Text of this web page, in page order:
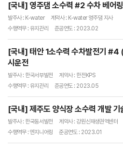
[국내] 영주댐 소수력 #2 수차 베어
발주사 : K-water
계약사 : K-water 영주댐 지사
수행역무 : 유지관리
준공연도 : 2023.02
[국내] 태안 1소수력 수차발전기 #4
시운전
발주사 : 한국서부발전
계약사 : 한전KPS
수행역무 : 유지관리
준공연도 : 2023.05
[국내] 제주도 양식장 소수력 개발 기
발주사 : 한국동서발전
계약사 : 강원신재생권역센터
수행역무 : 엔지니어링
준공연도 : 2023.01